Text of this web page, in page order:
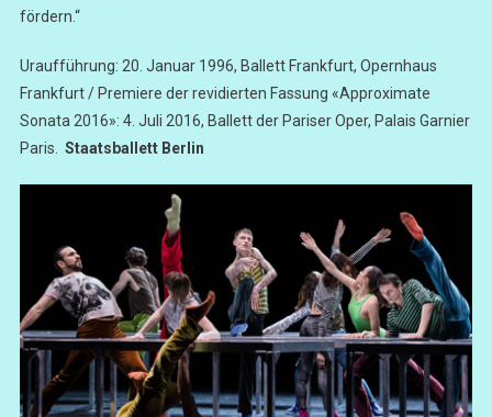
fördern.“
Uraufführung: 20. Januar 1996, Ballett Frankfurt, Opernhaus
Frankfurt / Premiere der revidierten Fassung «Approximate
Sonata 2016»: 4. Juli 2016, Ballett der Pariser Oper, Palais Garnier
Paris. Staatsballett Berlin